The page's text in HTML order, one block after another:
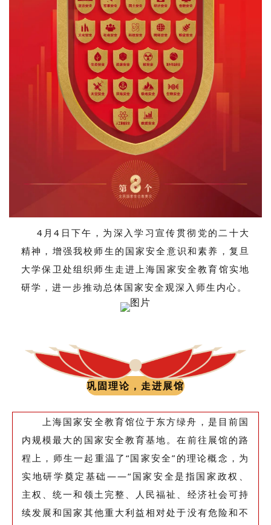
4月4日下午，为深入学习宣传贯彻党的二十大
精神，增强我校师生的国家安全意识和素养，复旦
大学保卫处组织师生走进上海国家安全教育馆实地
研学，进一步推动总体国家安全观深入师生内心。
巩固理论，走进展馆
上海国家安全教育馆位于东方绿舟，是目前国
内规模最大的国家安全教育基地。在前往展馆的路
程上，师生一起重温了“国家安全”的理论概念，为
实地研学奠定基础——“国家安全是指国家政权、
主权、统一和领土完整、人民福祉、经济社会可持
续发展和国家其他重大利益相对处于没有危险和不